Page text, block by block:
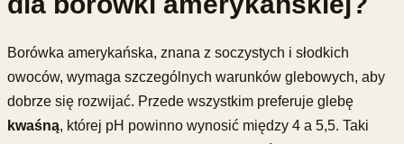
Borówka amerykańska, znana z soczystych i słodkich
owoców, wymaga szczególnych warunków glebowych, aby
dobrze się rozwijać. Przede wszystkim preferuje glebę
kwaśną, której pH powinno wynosić między 4 a 5,5. Taki